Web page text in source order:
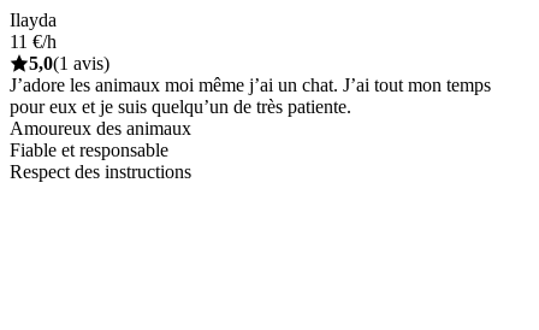
Ilayda
11 €/h
5,0(1 avis)
J’adore les animaux moi même j’ai un chat. J’ai tout mon temps
pour eux et je suis quelqu’un de très patiente.
Amoureux des animaux
Fiable et responsable
Respect des instructions